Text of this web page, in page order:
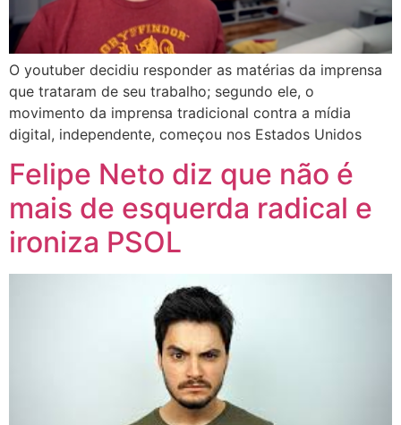
O youtuber decidiu responder as matérias da imprensa
que trataram de seu trabalho; segundo ele, o
movimento da imprensa tradicional contra a mídia
digital, independente, começou nos Estados Unidos
Felipe Neto diz que não é
mais de esquerda radical e
ironiza PSOL